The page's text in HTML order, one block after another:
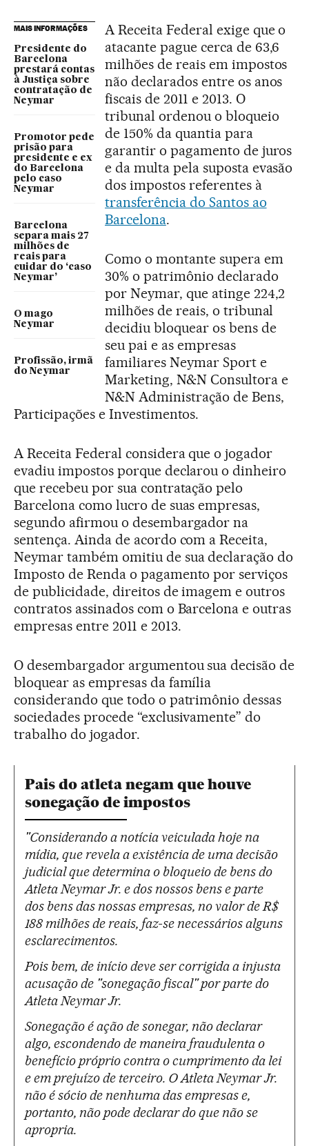
MAIS INFORMAÇÕES
Presidente do
Barcelona
prestará contas
à Justiça sobre
contratação de
Neymar
Promotor pede
prisão para
presidente e ex
do Barcelona
pelo caso
Neymar
Barcelona
separa mais 27
milhões de
reais para
cuidar do ‘caso
Neymar’
O mago
Neymar
Profissão, irmã
do Neymar
A Receita Federal exige que o
atacante pague cerca de 63,6
milhões de reais em impostos
não declarados entre os anos
fiscais de 2011 e 2013. O
tribunal ordenou o bloqueio
de 150% da quantia para
garantir o pagamento de juros
e da multa pela suposta evasão
dos impostos referentes à
transferência do Santos ao
Barcelona.
Como o montante supera em
30% o patrimônio declarado
por Neymar, que atinge 224,2
milhões de reais, o tribunal
decidiu bloquear os bens de
seu pai e as empresas
familiares Neymar Sport e
Marketing, N&N Consultora e
N&N Administração de Bens,
Participações e Investimentos.
A Receita Federal considera que o jogador
evadiu impostos porque declarou o dinheiro
que recebeu por sua contratação pelo
Barcelona como lucro de suas empresas,
segundo afirmou o desembargador na
sentença. Ainda de acordo com a Receita,
Neymar também omitiu de sua declaração do
Imposto de Renda o pagamento por serviços
de publicidade, direitos de imagem e outros
contratos assinados com o Barcelona e outras
empresas entre 2011 e 2013.
O desembargador argumentou sua decisão de
bloquear as empresas da família
considerando que todo o patrimônio dessas
sociedades procede “exclusivamente” do
trabalho do jogador.
Pais do atleta negam que houve
sonegação de impostos
"Considerando a notícia veiculada hoje na
mídia, que revela a existência de uma decisão
judicial que determina o bloqueio de bens do
Atleta Neymar Jr. e dos nossos bens e parte
dos bens das nossas empresas, no valor de R$
188 milhões de reais, faz-se necessários alguns
esclarecimentos.
Pois bem, de início deve ser corrigida a injusta
acusação de "sonegação fiscal" por parte do
Atleta Neymar Jr.
Sonegação é ação de sonegar, não declarar
algo, escondendo de maneira fraudulenta o
benefício próprio contra o cumprimento da lei
e em prejuízo de terceiro. O Atleta Neymar Jr.
não é sócio de nenhuma das empresas e,
portanto, não pode declarar do que não se
apropria.